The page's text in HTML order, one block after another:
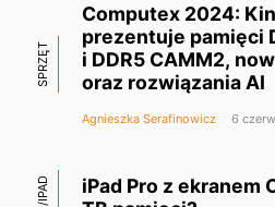
SPRZĘT
Computex 2024:
prezentuje pamięci
i DDR5 CAMM2,
oraz rozwiązania AI
Agnieszka Serafinowicz 6
iPad Pro z ekranem